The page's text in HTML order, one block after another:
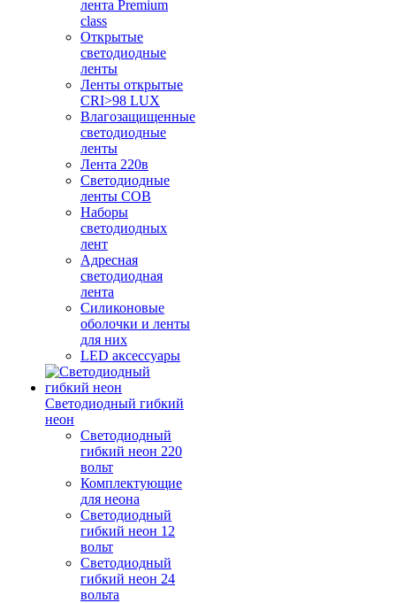
лента Premium
class
Открытые
светодиодные
ленты
Ленты открытые
CRI>98 LUX
Влагозащищенные
светодиодные
ленты
Лента 220в
Светодиодные
ленты COB
Наборы
светодиодных
лент
Адресная
светодиодная
лента
Силиконовые
оболочки и ленты
для них
LED аксессуары
Светодиодный гибкий
неон
Светодиодный
гибкий неон 220
вольт
Комплектующие
для неона
Светодиодный
гибкий неон 12
вольт
Светодиодный
гибкий неон 24
вольта